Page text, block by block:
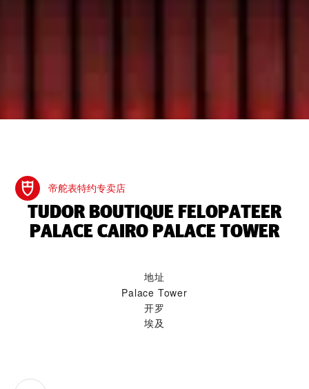
帝舵表特约专卖店
‭TUDOR BOUTIQUE FELOPATEER
PALACE CAIRO PALACE TOWER‬
地址
Palace Tower
开罗
埃及